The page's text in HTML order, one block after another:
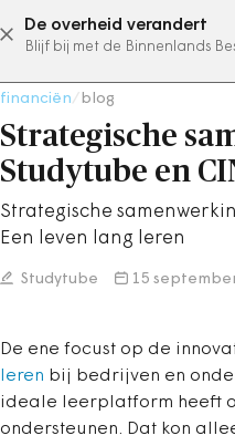
De overheid verandert
Blijf bij met de Binnenlands
financiën blog
Strategische
Studytube en
Strategische
Een leven lang leren
Studytube 15
De ene focust op de
leren bij bedrijven en
ideale leerplatform heeft
ondersteunen. Dat kon